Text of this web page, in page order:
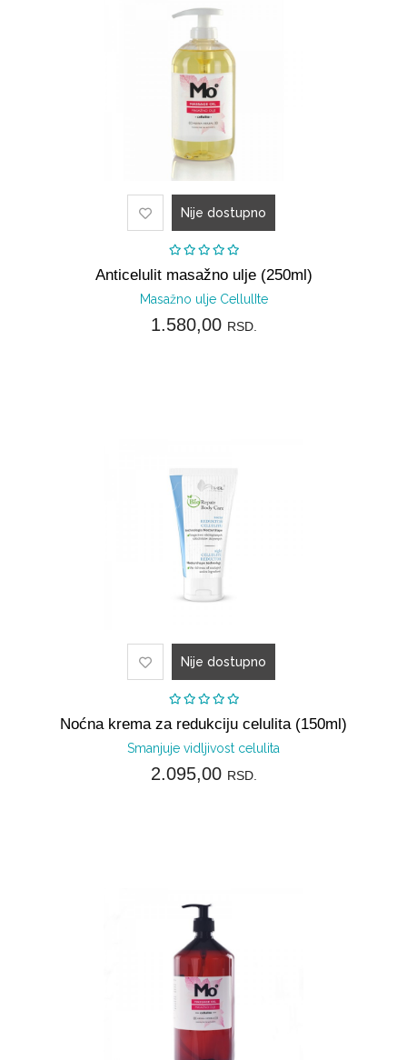
Nije dostupno
Anticelulit masažno ulje (250ml)
Masažno ulje CellulIte
1.580,00 RSD.
Nije dostupno
Noćna krema za redukciju celulita (150ml)
Smanjuje vidljivost celulita
2.095,00 RSD.